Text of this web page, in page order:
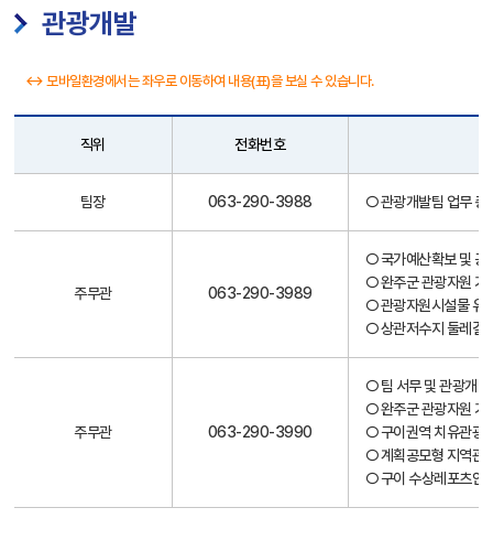
관광개발
↔ 모바일환경에서는 좌우로 이동하여 내용(표)을 보실 수 있습니다.
안
직위 전화번호
팀장 063-290-3988 ○ 관광개발팀 업무 총
주무관 063-290-3989
○ 국가예산확보 및 공
○ 완주군 관광자원 기
○ 관광자원시설물 유
○ 상관저수지 둘레길
주무관 063-290-3990
○ 팀 서무 및 관광개발
○ 완주군 관광자원 기
○ 구이권역 치유관광
○ 계획공모형 지역관
○ 구이 수상레포츠안